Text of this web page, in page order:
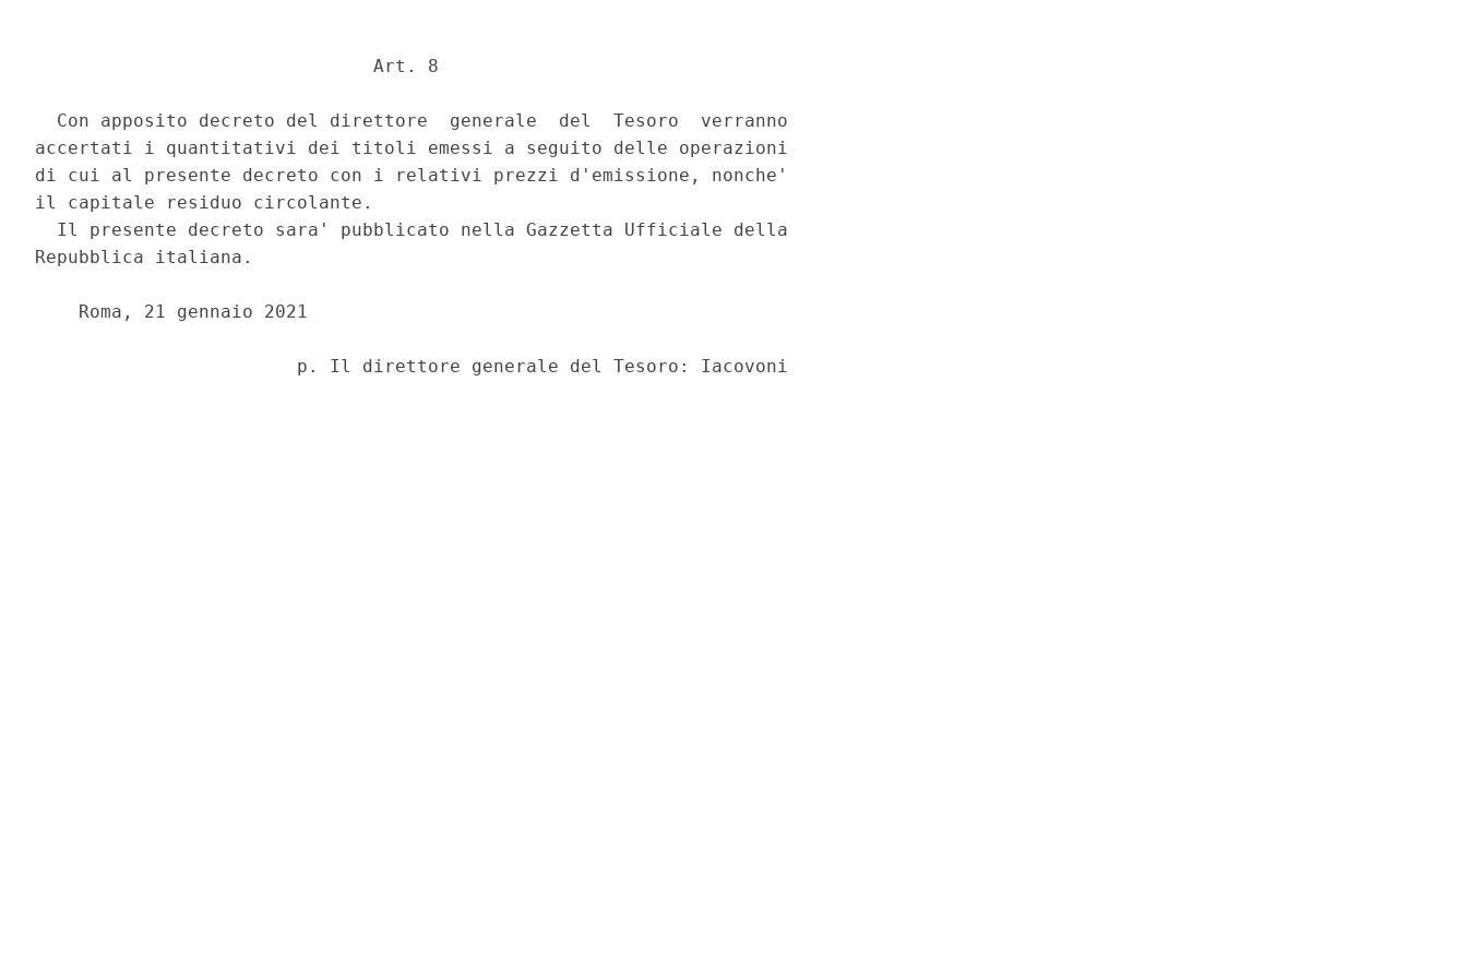
                               Art. 8
  Con apposito decreto del direttore  generale  del  Tesoro  verranno
accertati i quantitativi dei titoli emessi a seguito delle operazioni
di cui al presente decreto con i relativi prezzi d'emissione, nonche'
il capitale residuo circolante.
  Il presente decreto sara' pubblicato nella Gazzetta Ufficiale della
Repubblica italiana.
    Roma, 21 gennaio 2021